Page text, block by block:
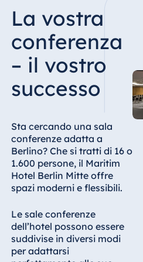
Hotel Magdeburg
Hotel München
Hotel Stuttgart
Timmendorfer
TitiseeHotel
Titisee-Neustadt
Strandhotel
Travemünde
Hotel Ulm
Hotel Wiesbaden
Hotel Würzburg
La vostra
conferenza
– il vostro
successo
Sta cercando una sala
conferenze adatta a
Berlino? Che si tratti di 16 o
1.600 persone, il Maritim
Hotel Berlin Mitte offre
spazi moderni e flessibili.
Le sale conferenze
dell’hotel possono essere
suddivise in diversi modi
per adattarsi